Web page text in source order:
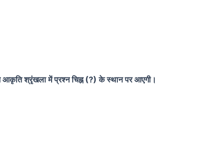
श्रृंखला में प्रश्न चिह्न (?) के स्थान पर आएगी।